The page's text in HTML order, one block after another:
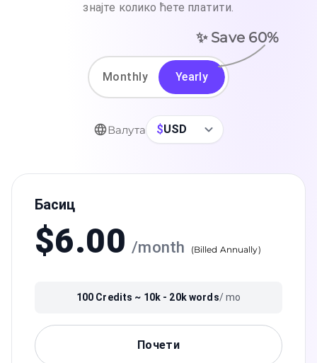
знајте колико ћете платити.
✨ Save 60%
Monthly Yearly
Валута $USD
Басиц
$6.00 /month (Billed Annually)
100 Credits ~ 10k - 20kwords/ mo
Почети